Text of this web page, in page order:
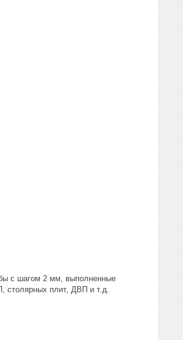
с шагом 2 мм, выполненные
столярных плит, ДВП и т.д.